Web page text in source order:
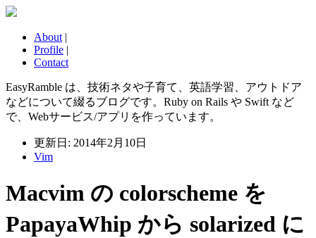
About |
Profile |
Contact
EasyRamble は、技術ネタや子育て、英語学習、アウトドア
などについて綴るブログです。Ruby on Rails や Swift など
で、Webサービス/アプリを作っています。
更新日: 2014年2月10日
Vim
Macvim の colorscheme を
PapayaWhip から solarized に